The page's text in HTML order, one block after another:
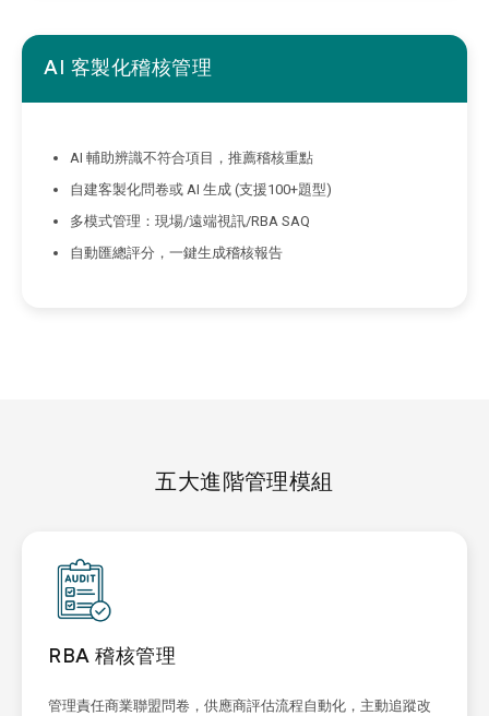
AI 客製化稽核管理
AI 輔助辨識不符合項目，推薦稽核重點
自建客製化問卷或 AI 生成 (支援100+題型)
多模式管理：現場/遠端視訊/RBA SAQ
自動匯總評分，一鍵生成稽核報告
五大進階管理模組
RBA 稽核管理
管理責任商業聯盟問卷，供應商評估流程自動化，主動追蹤改